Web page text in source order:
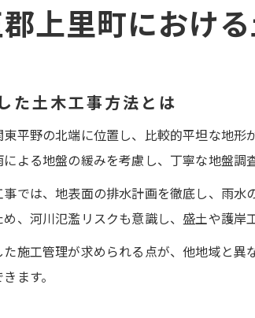
上里町におけ
た土木工事方法とは
平野の北端に位置し、比較的平坦な地
よる地盤の緩みを考慮し、丁寧な地盤調
では、地表面の排水計画を徹底し、雨
、河川氾濫リスクも意識し、盛土や護岸
施工管理が求められる点が、他地域と
ます。